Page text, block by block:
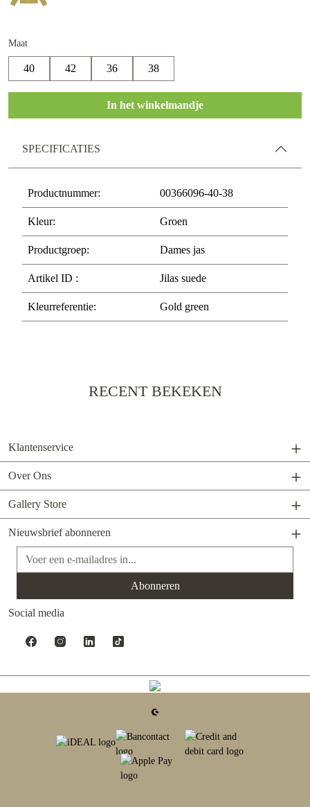
Maat
40 42 36 38
In het winkelmandje
SPECIFICATIES
Productnummer: 00366096-40-38
Kleur: Groen
Productgroep: Dames jas
Artikel ID : Jilas suede
Kleurreferentie: Gold green
RECENT BEKEKEN
Klantenservice
Over Ons
Gallery Store
Nieuwsbrief abonneren
E-mailadres*
Abonneren
Social media